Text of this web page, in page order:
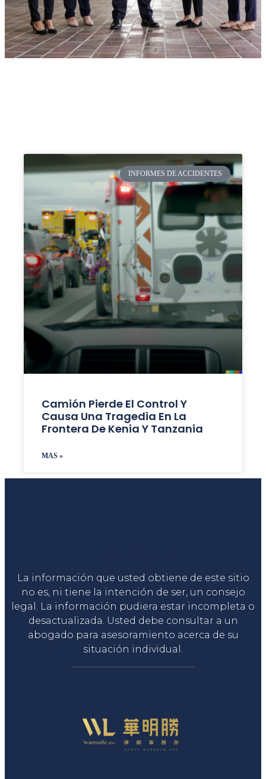
INFORMES DE ACCIDENTES
Camión Pierde El Control Y
Causa Una Tragedia En La
Frontera De Kenia Y Tanzania
MAS »
La información que usted obtiene de este sitio
no es, ni tiene la intención de ser, un consejo
legal. La información pudiera estar incompleta o
desactualizada. Usted debe consultar a un
abogado para asesoramiento acerca de su
situación individual.